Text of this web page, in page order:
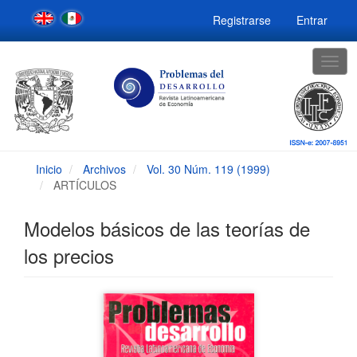
Navegación
principal
Contenido
Barra
lateral
Registrarse Entrar
Inicio Archivos
Vol. 30 Núm. 119 (1999)
ARTÍCULOS
Modelos básicos de las teorías de
los precios